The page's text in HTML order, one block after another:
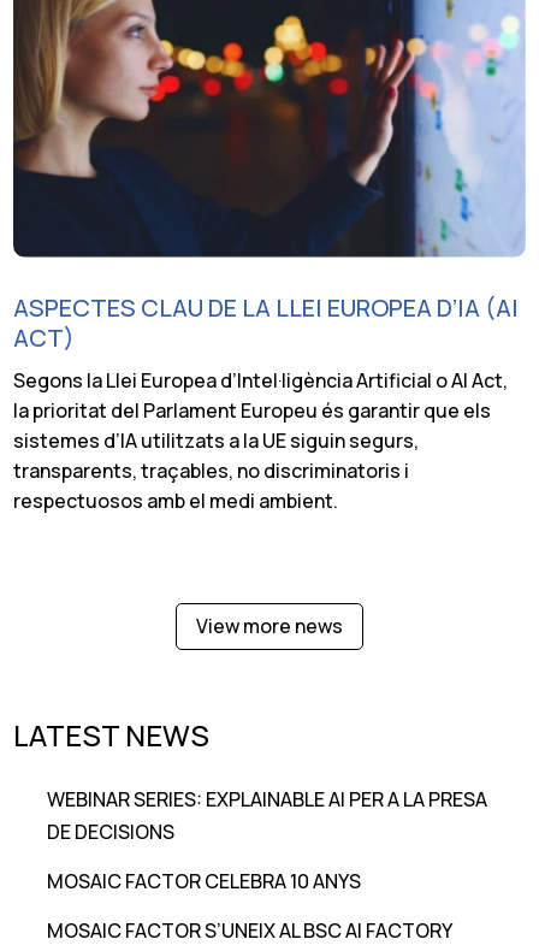
ASPECTES CLAU DE LA LLEI EUROPEA D’IA (AI
ACT)
Segons la Llei Europea d’Intel·ligència Artificial o AI Act,
la prioritat del Parlament Europeu és garantir que els
sistemes d’IA utilitzats a la UE siguin segurs,
transparents, traçables, no discriminatoris i
respectuosos amb el medi ambient.
View more news
LATEST NEWS
WEBINAR SERIES: EXPLAINABLE AI PER A LA PRESA
DE DECISIONS
MOSAIC FACTOR CELEBRA 10 ANYS
MOSAIC FACTOR S’UNEIX AL BSC AI FACTORY